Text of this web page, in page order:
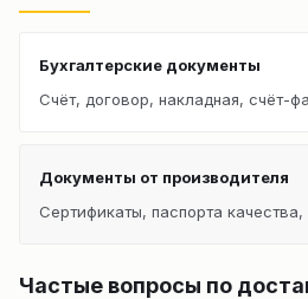
Бухгалтерские документы
Счёт, договор, накладная, счёт-
Документы от производителя
Сертификаты, паспорта качества,
Частые вопросы по